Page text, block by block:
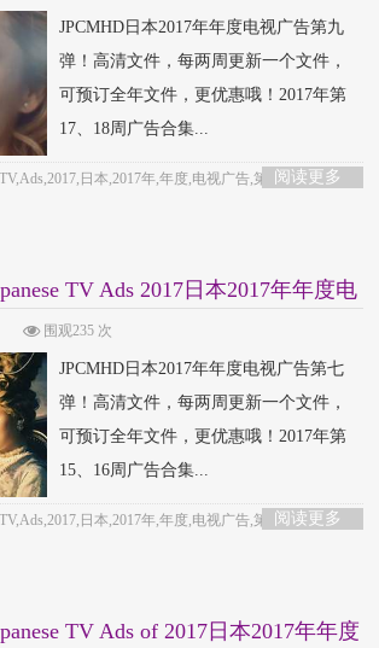
JPCMHD日本2017年年度电视广告第九
弹！高清文件，每两周更新一个文件，
可预订全年文件，更优惠哦！2017年第
17、18周广告合集...
阅读更多
日本,2017年,年度,电视广告,第九弹
TV Ads 2017日本2017年年度电
围观235 次
JPCMHD日本2017年年度电视广告第七
弹！高清文件，每两周更新一个文件，
可预订全年文件，更优惠哦！2017年第
15、16周广告合集...
阅读更多
日本,2017年,年度,电视广告,第八弹
TV Ads of 2017日本2017年年度